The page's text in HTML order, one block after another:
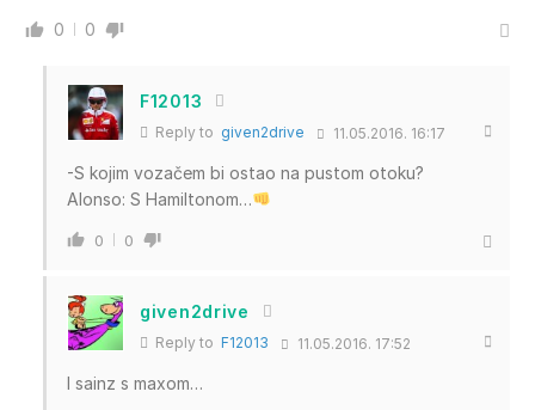
0 0
F12013
Reply to given2drive 11.05.2016. 16:17
-S kojim vozačem bi ostao na pustom otoku?
Alonso: S Hamiltonom…
0 0
given2drive
Reply to F12013 11.05.2016. 17:52
I sainz s maxom…